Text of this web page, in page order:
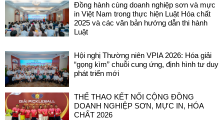
Đồng hành cùng doanh nghiệp sơn và mực
in Việt Nam trong thực hiện Luật Hóa chất
2025 và các văn bản hướng dẫn thi hành
Luật
Hội nghị Thường niên VPIA 2026: Hóa giải
“gọng kìm” chuỗi cung ứng, định hình tư duy
phát triển mới
THỂ THAO KẾT NỐI CỘNG ĐỒNG
DOANH NGHIỆP SƠN, MỰC IN, HÓA
CHẤT 2026